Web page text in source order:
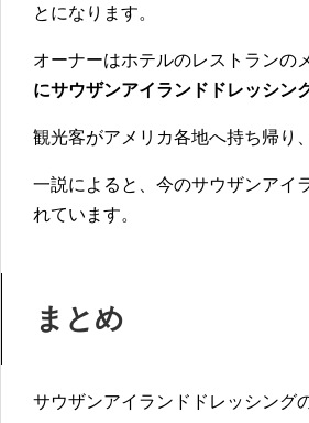
とになります。
オーナーはホテルのレストランの
にサウザンアイランドドレッシン
観光客がアメリカ各地へ持ち帰り
一説によると、 今のサウザンアイ
れています。
まとめ
サウザンアイランドドレッシング